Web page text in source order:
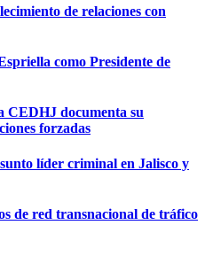
de relaciones con
como Presidente de
CEDHJ documenta su
forzadas
líder criminal en Jalisco y
de red transnacional de tráfico